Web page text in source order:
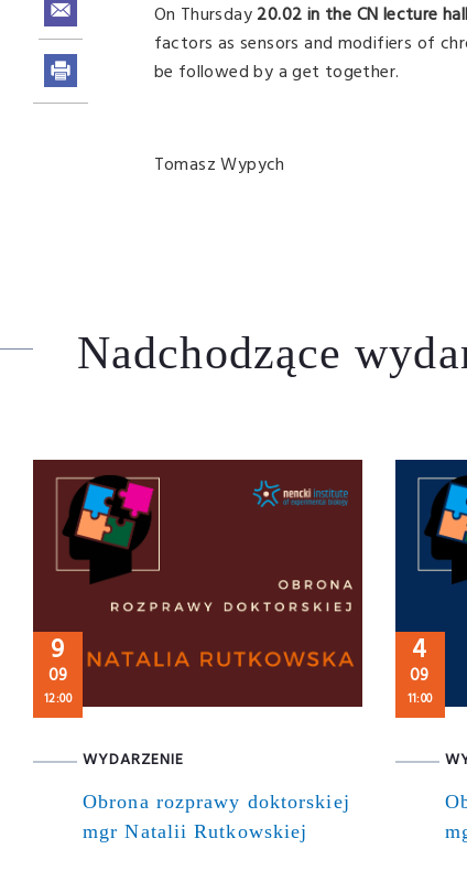
On Thursday20.02 in the CN lecture hall
factors as sensors and modifiers of
be followed by a get together.
Tomasz Wypych
Nadchodzące
9
09
12:00
WYDARZENIE
Obrona rozprawy doktorskiej
mgr Natalii Rutkowskiej
4
09
11:00